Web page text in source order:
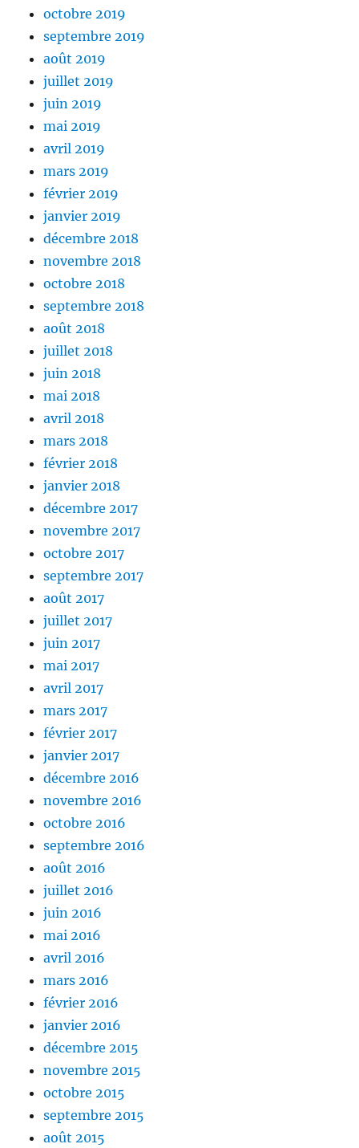
octobre 2019
septembre 2019
août 2019
juillet 2019
juin 2019
mai 2019
avril 2019
mars 2019
février 2019
janvier 2019
décembre 2018
novembre 2018
octobre 2018
septembre 2018
août 2018
juillet 2018
juin 2018
mai 2018
avril 2018
mars 2018
février 2018
janvier 2018
décembre 2017
novembre 2017
octobre 2017
septembre 2017
août 2017
juillet 2017
juin 2017
mai 2017
avril 2017
mars 2017
février 2017
janvier 2017
décembre 2016
novembre 2016
octobre 2016
septembre 2016
août 2016
juillet 2016
juin 2016
mai 2016
avril 2016
mars 2016
février 2016
janvier 2016
décembre 2015
novembre 2015
octobre 2015
septembre 2015
août 2015